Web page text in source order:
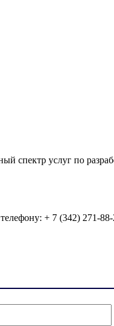
спектр услуг по
+ 7 (342) 271-88-